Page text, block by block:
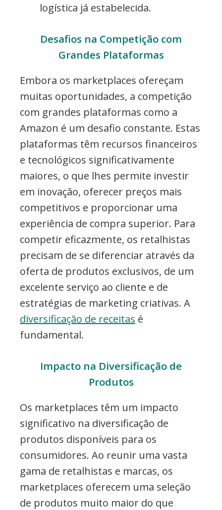
logística já estabelecida.
Desafios na Competição com
Grandes Plataformas
Embora os marketplaces ofereçam
muitas oportunidades, a competição
com grandes plataformas como a
Amazon é um desafio constante. Estas
plataformas têm recursos financeiros
e tecnológicos significativamente
maiores, o que lhes permite investir
em inovação, oferecer preços mais
competitivos e proporcionar uma
experiência de compra superior. Para
competir eficazmente, os retalhistas
precisam de se diferenciar através da
oferta de produtos exclusivos, de um
excelente serviço ao cliente e de
estratégias de marketing criativas. A
diversificação de receitas é
fundamental.
Impacto na Diversificação de
Produtos
Os marketplaces têm um impacto
significativo na diversificação de
produtos disponíveis para os
consumidores. Ao reunir uma vasta
gama de retalhistas e marcas, os
marketplaces oferecem uma seleção
de produtos muito maior do que